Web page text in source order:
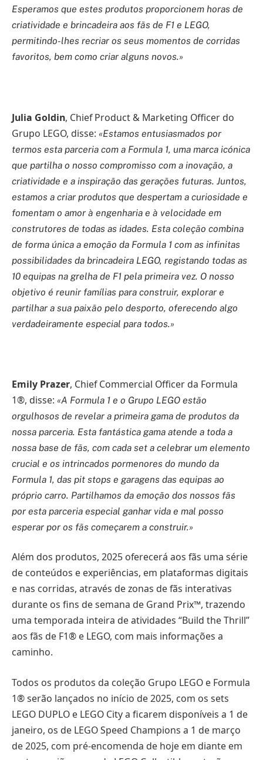
Esperamos que estes produtos proporcionem horas de
criatividade e brincadeira aos fãs de F1 e LEGO,
permitindo-lhes recriar os seus momentos de corridas
favoritos, bem como criar alguns novos.»
Julia Goldin, Chief Product & Marketing Officer do
Grupo LEGO, disse: «Estamos entusiasmados por
termos esta parceria com a Formula 1, uma marca icónica
que partilha o nosso compromisso com a inovação, a
criatividade e a inspiração das gerações futuras. Juntos,
estamos a criar produtos que despertam a curiosidade e
fomentam o amor à engenharia e à velocidade em
construtores de todas as idades. Esta coleção combina
de forma única a emoção da Formula 1 com as infinitas
possibilidades da brincadeira LEGO, registando todas as
10 equipas na grelha de F1 pela primeira vez. O nosso
objetivo é reunir famílias para construir, explorar e
partilhar a sua paixão pelo desporto, oferecendo algo
verdadeiramente especial para todos.»
Emily Prazer, Chief Commercial Officer da Formula
1®, disse: «A Formula 1 e o Grupo LEGO estão
orgulhosos de revelar a primeira gama de produtos da
nossa parceria. Esta fantástica gama atende a toda a
nossa base de fãs, com cada set a celebrar um elemento
crucial e os intrincados pormenores do mundo da
Formula 1, das pit stops e garagens das equipas ao
próprio carro. Partilhamos da emoção dos nossos fãs
por esta parceria especial ganhar vida e mal posso
esperar por os fãs começarem a construir.»
Além dos produtos, 2025 oferecerá aos fãs uma série
de conteúdos e experiências, em plataformas digitais
e nas corridas, através de zonas de fãs interativas
durante os fins de semana de Grand Prix™, trazendo
uma temporada inteira de atividades “Build the Thrill”
aos fãs de F1® e LEGO, com mais informações a
caminho.
Todos os produtos da coleção Grupo LEGO e Formula
1® serão lançados no início de 2025, com os sets
LEGO DUPLO e LEGO City a ficarem disponíveis a 1 de
janeiro, os de LEGO Speed Champions a 1 de março
de 2025, com pré-encomenda de hoje em diante em